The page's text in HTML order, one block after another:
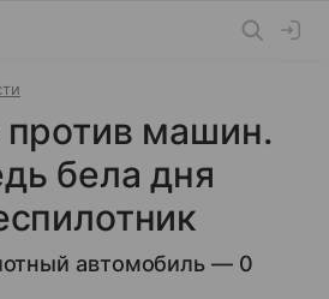
против машин.
бела дня
автомобиль — 0